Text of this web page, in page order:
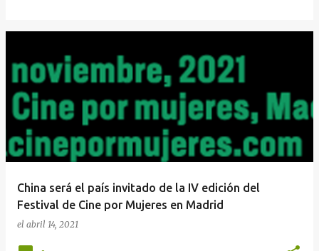
China será el país invitado de la IV edición del
Festival de Cine por Mujeres en Madrid
el abril 14, 2021